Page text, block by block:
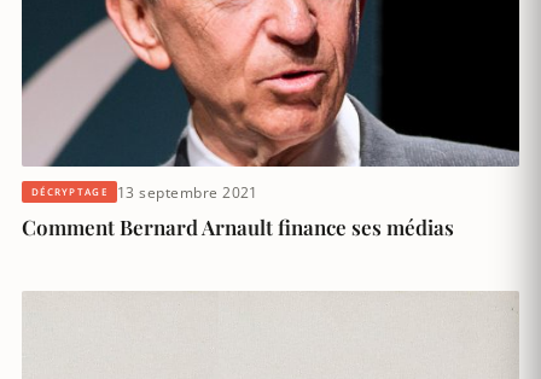
DÉCRYPTAGE 13 septembre 2021
Comment Bernard Arnault finance ses médias